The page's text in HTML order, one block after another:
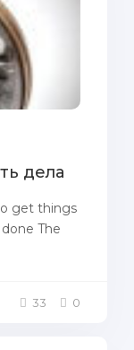
дела
get things
The
33 0